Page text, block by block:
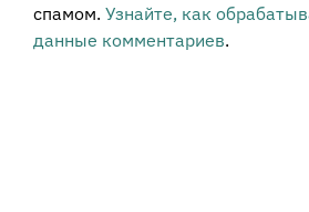
спамом. Узнайте, как
данные комментариев.